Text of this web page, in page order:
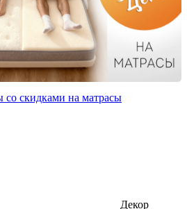
скидками на матрасы
Декор